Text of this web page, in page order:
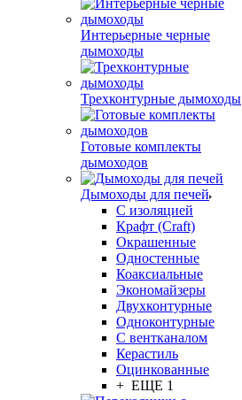
Интерьерные черные
дымоходы
Трехконтурные дымоходы
Готовые комплекты
дымоходов
Дымоходы для печей
С изоляцией
Крафт (Craft)
Окрашенные
Одностенные
Коаксиальные
Экономайзеры
Двухконтурные
Одноконтурные
С вентканалом
Керастиль
Оцинкованные
+ ЕЩЕ 1